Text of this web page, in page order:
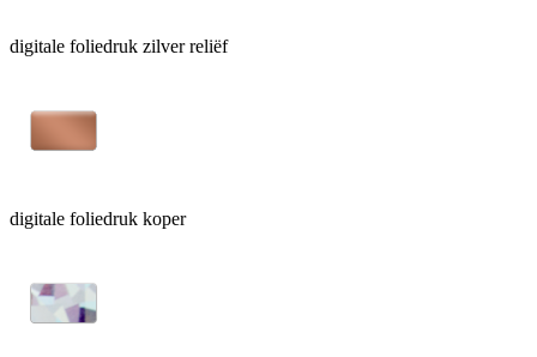
digitale foliedruk zilver reliëf
digitale foliedruk koper